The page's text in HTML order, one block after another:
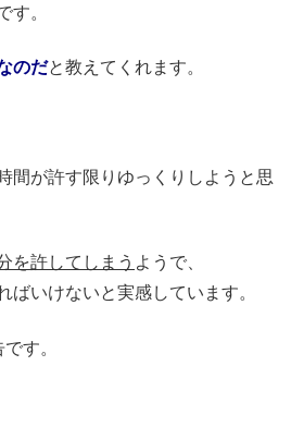
す。
のだと教えてくれます。
間が許す限りゆっくりしようと思
を許してしまう ようで、
ばいけないと実感しています。
す。